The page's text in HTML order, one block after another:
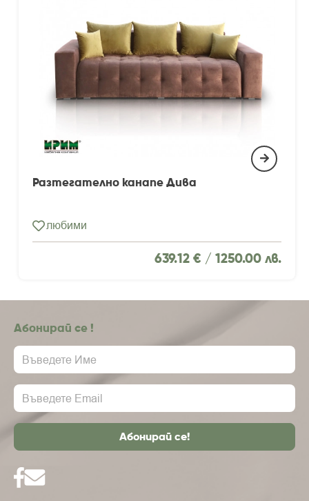
Разтегателно канапе Дива
любими
639.12 € / 1250.00 лв.
Абонирай се !